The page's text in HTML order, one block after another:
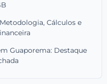
Cálculos e
Guaporema: Destaque